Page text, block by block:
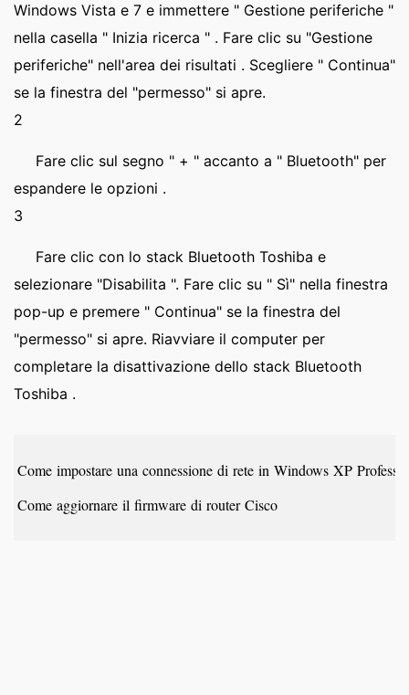
Windows Vista e 7 e immettere " Gestione periferiche "
nella casella " Inizia ricerca " . Fare clic su "Gestione
periferiche" nell'area dei risultati . Scegliere " Continua"
se la finestra del "permesso" si apre.
2
Fare clic sul segno " + " accanto a " Bluetooth" per
espandere le opzioni .
3
Fare clic con lo stack Bluetooth Toshiba e
selezionare "Disabilita ". Fare clic su " Sì" nella finestra
pop-up e premere " Continua" se la finestra del
"permesso" si apre. Riavviare il computer per
completare la disattivazione dello stack Bluetooth
Toshiba .
Come impostare una connessione di rete in Windows XP
Come aggiornare il firmware di router Cisco